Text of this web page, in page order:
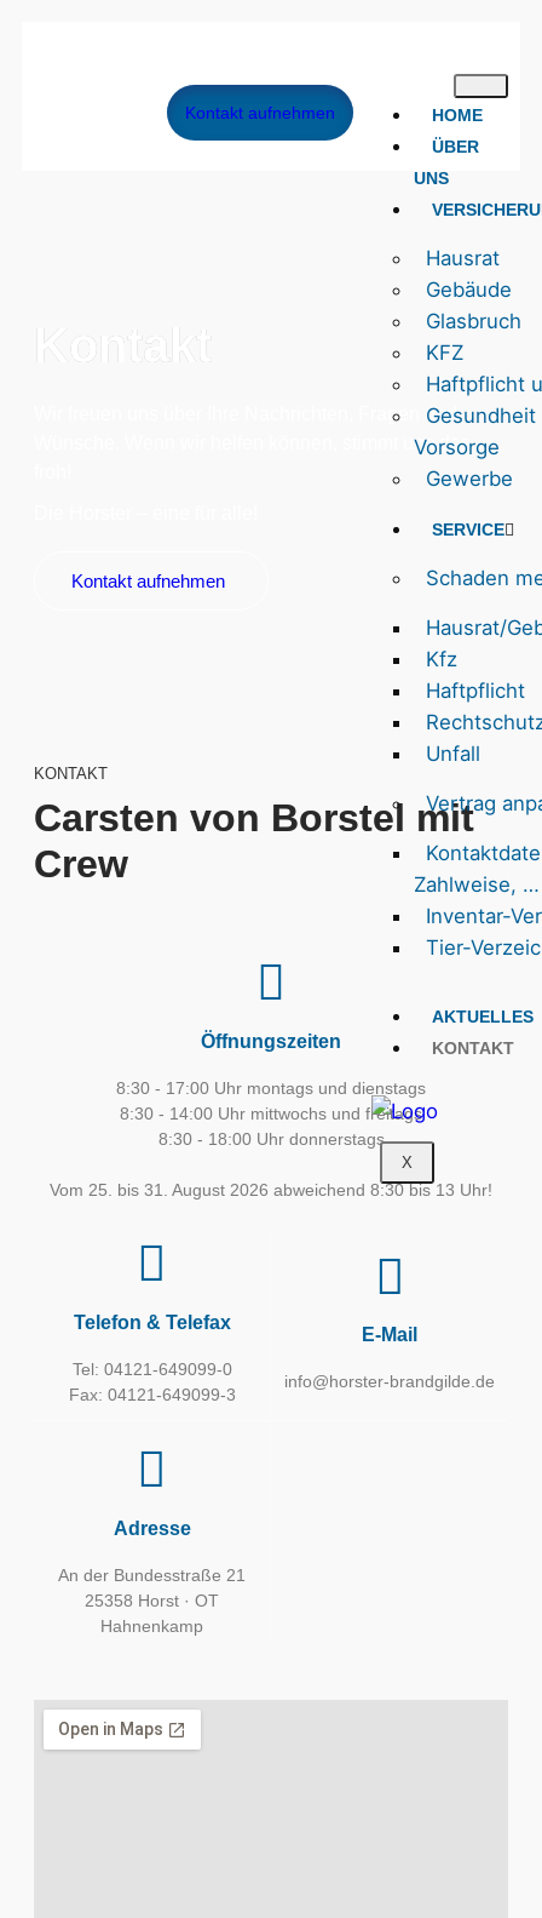
Kontakt aufnehmen
HOME
ÜBER
UNS
Hausrat
Gebäude
Glasbruch
KFZ
Haftpflicht
Gesundheit
Vorsorge
Gewerbe
SERVICE
Schaden
Hausrat/
Kfz
Haftpflicht
Unfall
Vertrag
Zahlweise, …
Inventar-
Tier-
AKTUELLES
KONTAKT
X
Wir freuen uns über Ihre Nachrichten, Fragen und
Wünsche. Wenn wir helfen können, stimmt uns das
Kontakt aufnehmen
KONTAKT
Carsten von Borstel mit
Crew
Öffnungszeiten
8:30 - 17:00 Uhr montags und dienstags
8:30 - 14:00 Uhr mittwochs und freitags
8:30 - 18:00 Uhr donnerstags
Vom 25. bis 31. August 2026 abweichend 8:30 bis 13 Uhr!
Telefon & Telefax
Tel: 04121-649099-0
Fax: 04121-649099-3
E-Mail
info@horster-brandgilde.de
Adresse
An der Bundesstraße 21
25358 Horst · OT
Hahnenkamp